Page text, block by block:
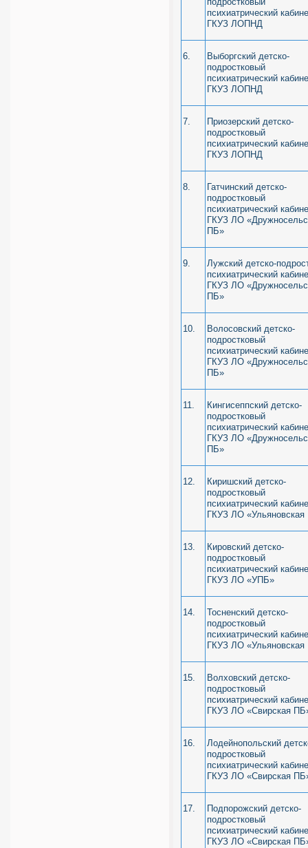
психиатрический
ГКУЗ ЛОПНД
6.
Выборгский детско-
подростковый
психиатрический
ГКУЗ ЛОПНД
7.
Приозерский детско-
подростковый
психиатрический
ГКУЗ ЛОПНД
8.
Гатчинский детско-
подростковый
психиатрический
ГКУЗ ЛО
ПБ»
9.
Лужский детско-
психиатрический
ГКУЗ ЛО
ПБ»
10.
Волосовский детско-
подростковый
психиатрический
ГКУЗ ЛО
ПБ»
11.
Кингисеппский детско-
подростковый
психиатрический
ГКУЗ ЛО
ПБ»
12.
Киришский детско-
подростковый
психиатрический
ГКУЗ ЛО
13.
Кировский детско-
подростковый
психиатрический
ГКУЗ ЛО «УПБ»
14.
Тосненский детско-
подростковый
психиатрический
ГКУЗ ЛО
15.
Волховский детско-
подростковый
психиатрический
ГКУЗ ЛО «Свирская
16.
Лодейнопольский
подростковый
психиатрический
ГКУЗ ЛО «Свирская
17.
Подпорожский детско-
подростковый
психиатрический
ГКУЗ ЛО «Свирская